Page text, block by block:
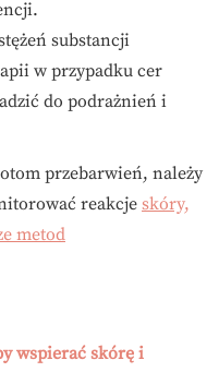
substancji
w przypadku cer
do podrażnień i
przebarwień, należy
reakcje skóry,
metod
wspierać skórę i